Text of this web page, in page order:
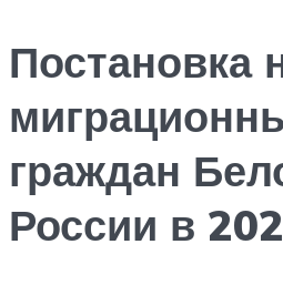
Постановка
граждан
России в